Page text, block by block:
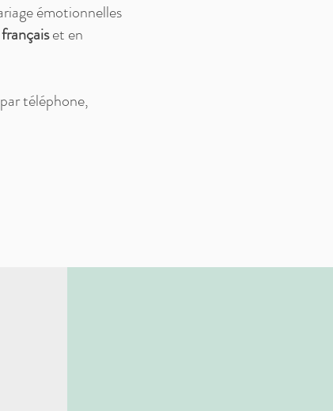
émotionnelles
françaiset en
téléphone,